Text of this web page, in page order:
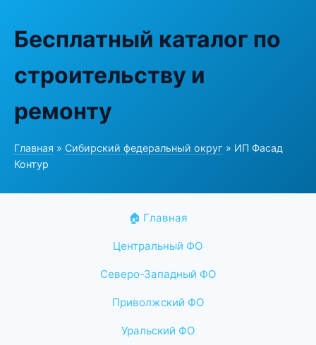
Бесплатный каталог по
строительству и
ремонту
Главная » Сибирский федеральный округ » ИП Фасад
Контур
🏠 Главная
Центральный ФО
Северо-Западный ФО
Приволжский ФО
Уральский ФО